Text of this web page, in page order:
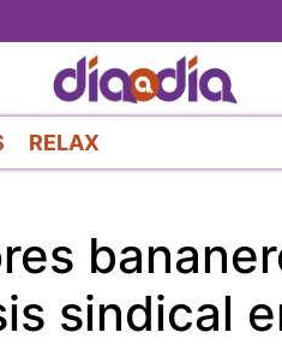
al
contenido
principal
RELAX
sindical